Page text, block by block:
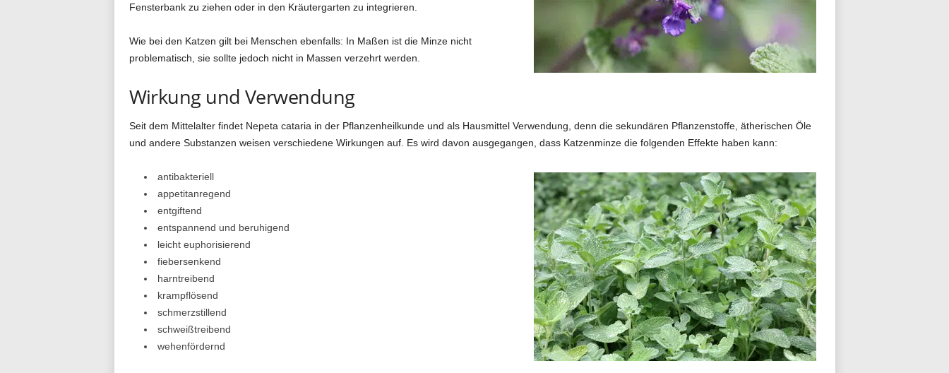
Fensterbank zu ziehen oder in den Kräutergarten zu integrieren.
Wie bei den Katzen gilt bei Menschen ebenfalls: In Maßen ist die Minze nicht
problematisch, sie sollte jedoch nicht in Massen verzehrt werden.
Wirkung und Verwendung
Seit dem Mittelalter findet Nepeta cataria in der Pflanzenheilkunde und als Hausmittel Verwendung, denn die sekundären Pflanzenstoffe, ätherischen Öle
und andere Substanzen weisen verschiedene Wirkungen auf. Es wird davon ausgegangen, dass Katzenminze die folgenden Effekte haben kann:
antibakteriell
appetitanregend
entgiftend
entspannend und beruhigend
leicht euphorisierend
fiebersenkend
harntreibend
krampflösend
schmerzstillend
schweißtreibend
wehenfördernd